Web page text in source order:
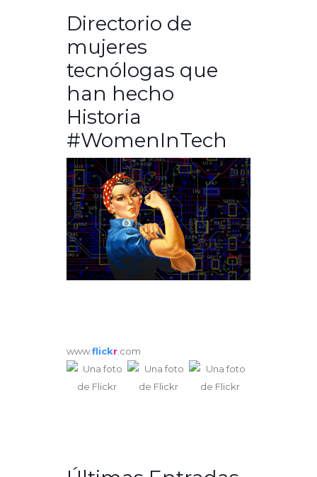
Directorio de
mujeres
tecnólogas que
han hecho
Historia
#WomenInTech
www.flickr.com